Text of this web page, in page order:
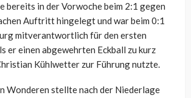
bereits in der Vorwoche beim 2:1 gegen
Auftritt hingelegt und war beim 0:1
mitverantwortlich für den ersten
er einen abgewehrten Eckball zu kurz
Kühlwetter zur Führung nutzte.
Wonderen stellte nach der Niederlage